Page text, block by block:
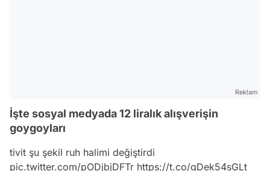
Reklam
İşte sosyal medyada 12 liralık alışverişin
goygoyları
tivit şu şekil ruh halimi değiştirdi
pic.twitter.com/pODjbjDFTr https://t.co/gDek54sGLt